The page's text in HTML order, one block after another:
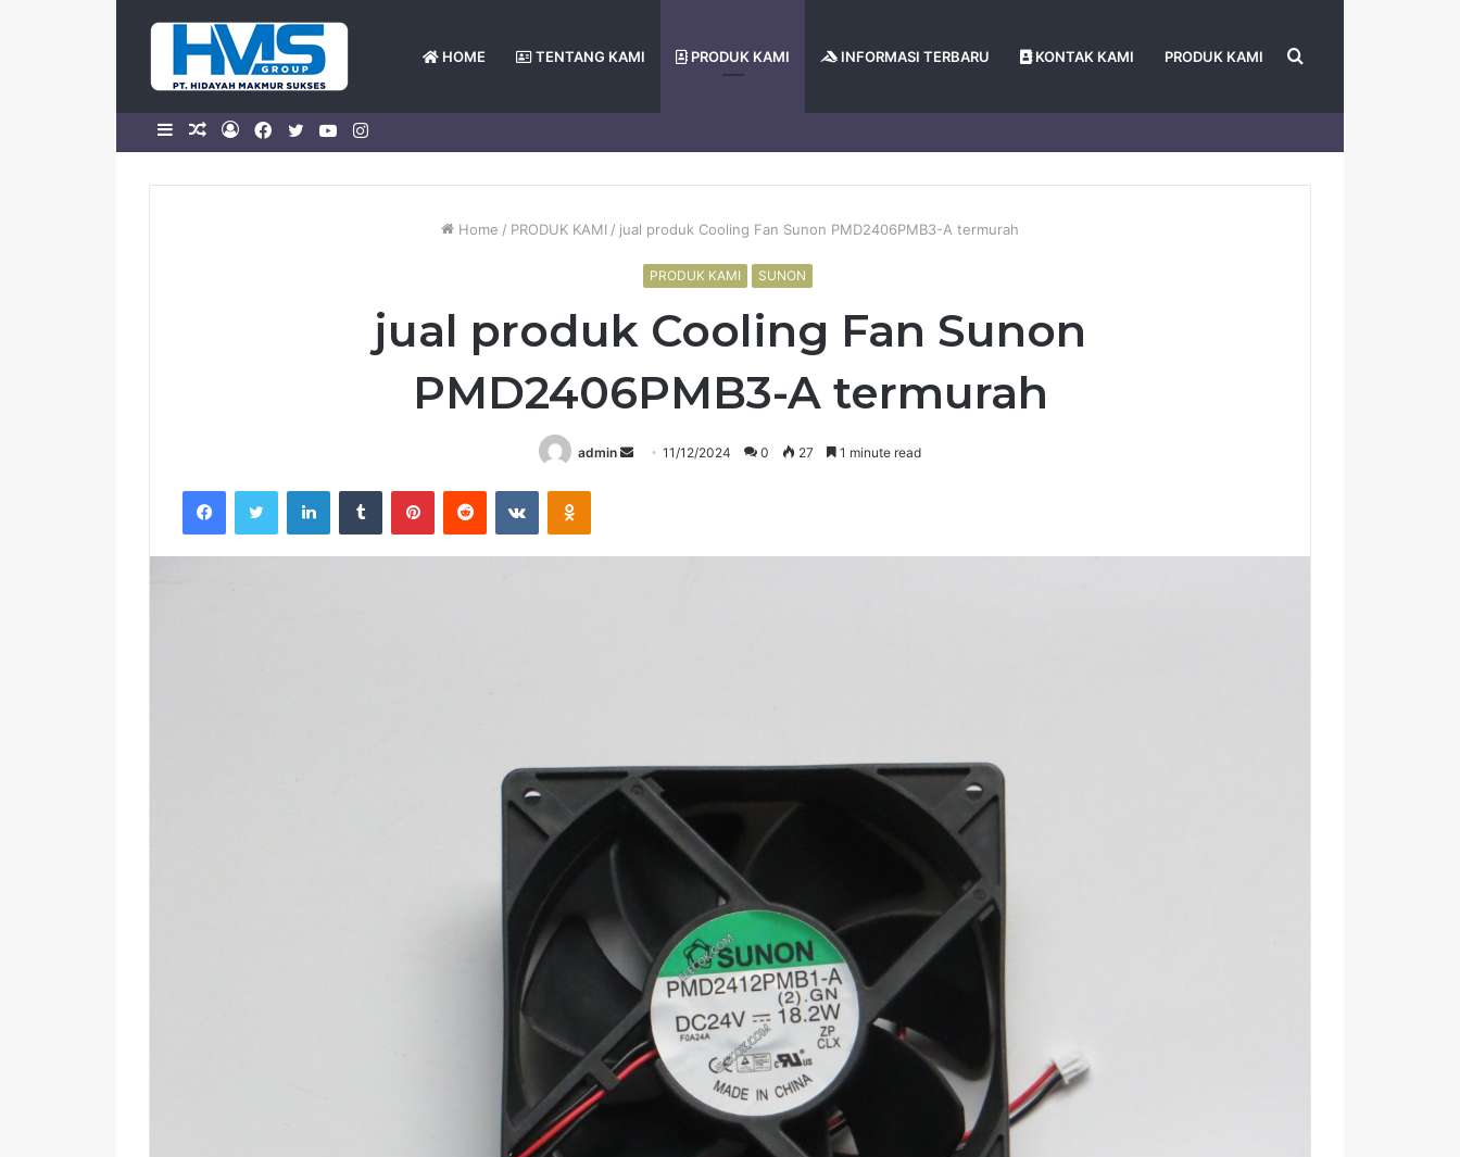
HOME TENTANG KAMI PRODUK KAMI INFORMASI TERBARU KONTAK KAMI PRODUK KAMI Search
SidebarRandom
LogFacebook
TwitterYouTubeInstagram
Home / PRODUK KAMI / jual produk Cooling Fan Sunon PMD2406PMB3-A termurah
PRODUK KAMI SUNON
jual produk Cooling Fan Sunon
PMD2406PMB3-A termurah
admin
Send11/12/2024 0 27 1 minute read
FacebookTwitter LinkedInTumblr PinterestReddit VKontakteOdnoklassniki